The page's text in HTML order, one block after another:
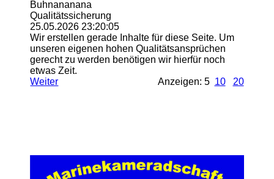
Buhnananana
Qualitätssicherung
25.05.2026 23:20:05
Wir erstellen gerade Inhalte für diese Seite. Um
unseren eigenen hohen Qualitätsansprüchen
gerecht zu werden benötigen wir hierfür noch
etwas Zeit.
Weiter
Anzeigen: 5 10 20